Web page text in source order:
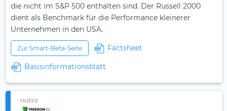
die nicht im S&P 500 enthalten sind. Der Russell 2000
dient als Benchmark für die Performance kleinerer
Unternehmen in den USA.
Zur Smart-Beta-Seite Factsheet
Basisinformationsblatt
ANZEIGE